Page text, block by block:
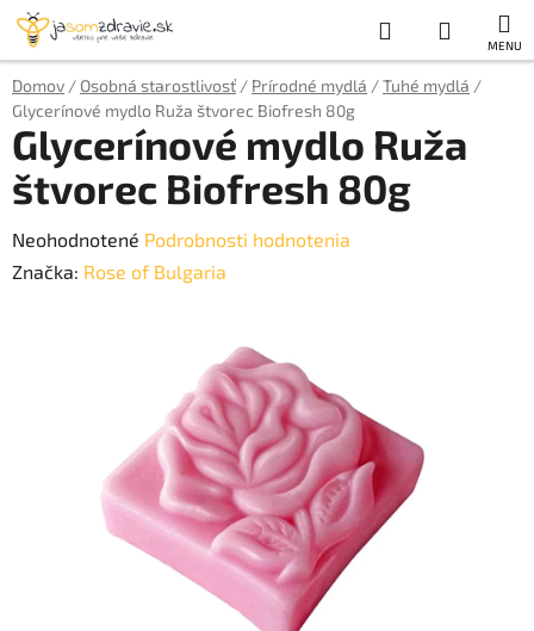
Prejsť
obsah
Hľadať
KOŠÍK
Domov / Osobná starostlivosť / Prírodné mydlá /Tuhé mydlá /
Glycerínové mydlo Ruža štvorec Biofresh 80g
Glycerínové mydlo Ruža
štvorec Biofresh 80g
Priemerné
hodnotenie
Neohodnotené Podrobnosti hodnotenia
Značka: Rose of Bulgaria